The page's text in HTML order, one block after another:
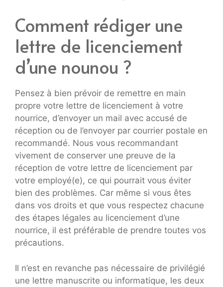
Comment rédiger une
lettre de licenciement
d’une nounou ?
Pensez à bien prévoir de remettre en main
propre votre lettre de licenciement à votre
nourrice, d’envoyer un mail avec accusé de
réception ou de l’envoyer par courrier postale en
recommandé. Nous vous recommandant
vivement de conserver une preuve de la
réception de votre lettre de licenciement par
votre employé(e), ce qui pourrait vous éviter
bien des problèmes. Car même si vous êtes
dans vos droits et que vous respectez chacune
des étapes légales au licenciement d’une
nourrice, il est préférable de prendre toutes vos
précautions.
Il n’est en revanche pas nécessaire de privilégié
une lettre manuscrite ou informatique, les deux